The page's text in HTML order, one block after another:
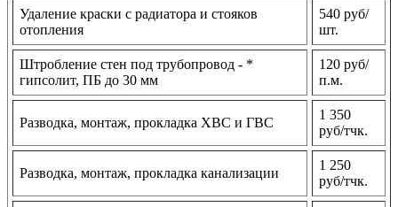
Удаление краски с радиатора и стояков
отопления
540 руб/
шт.
Штробление стен под трубопровод - *
гипсолит, ПБ до 30 мм
120 руб/
п.м.
Разводка, монтаж, прокладка ХВС и ГВС
1 350
руб/тчк.
Разводка, монтаж, прокладка канализации
1 250
руб/тчк.